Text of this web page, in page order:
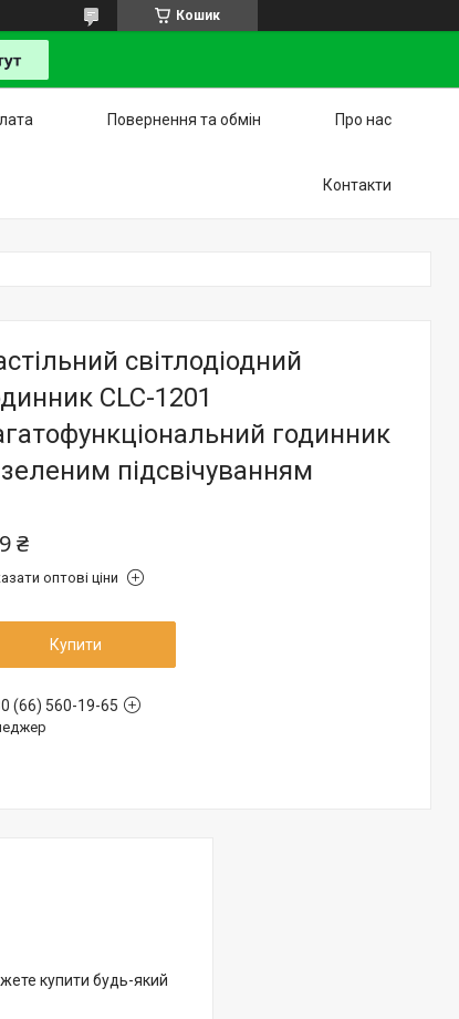
Кошик
Повернення та обмін Про нас
Контакти
світлодіодний
CLC-1201
годинник
зеленим підсвічуванням
₴
оптові ціни
Купити
(66) 560-19-65
купити будь-який